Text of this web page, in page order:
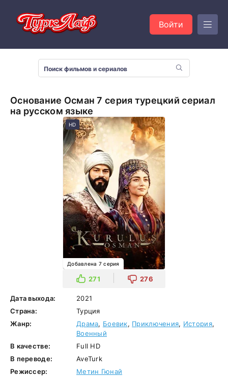
Войти
Основание Осман 7 серия турецкий сериал
на русском языке
HD
Добавлена 7 серия
271 276
Дата выхода:
2021
Страна:
Турция
Жанр:
Драма, Боевик, Приключения, История,
Военный
В качестве:
Full HD
В переводе:
AveTurk
Режиссер:
Метин Гюнай